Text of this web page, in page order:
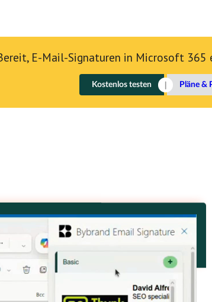
E-Mail-Signaturen in Microsoft 365
Kostenlos testen Pläne &